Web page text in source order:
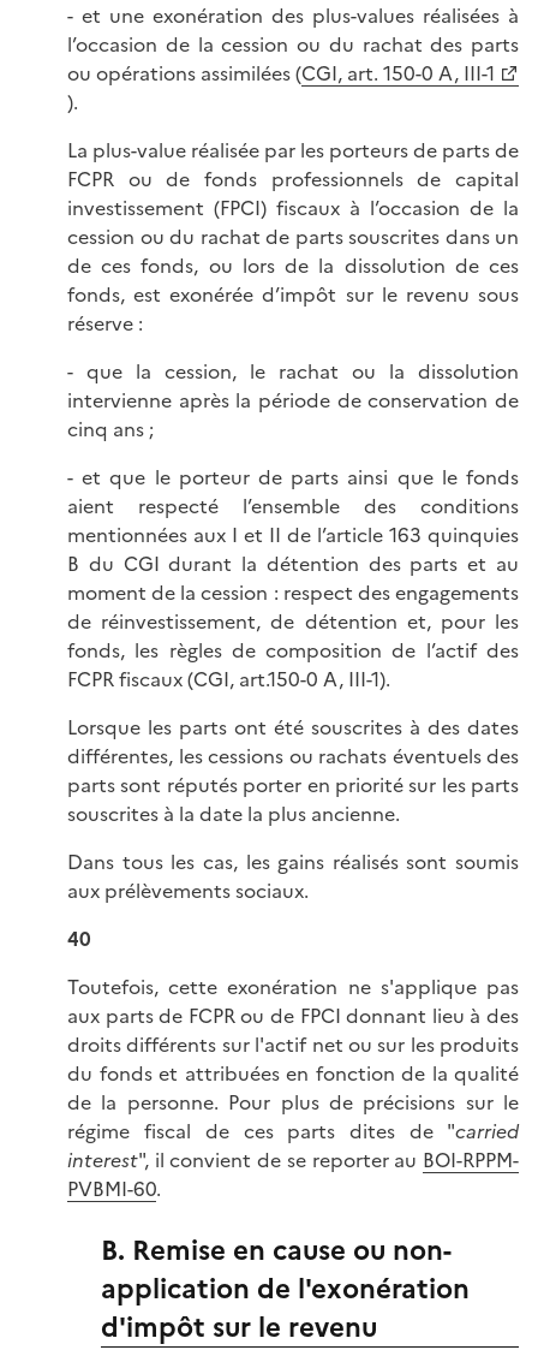
- et une exonération des plus-values réalisées à
l’occasion de la cession ou du rachat des parts
ou opérations assimilées (CGI, art. 150-0 A, III-1
).
La plus-value réalisée par les porteurs de parts de
FCPR ou de fonds professionnels de capital
investissement (FPCI) fiscaux à l’occasion de la
cession ou du rachat de parts souscrites dans un
de ces fonds, ou lors de la dissolution de ces
fonds, est exonérée d’impôt sur le revenu sous
réserve :
- que la cession, le rachat ou la dissolution
intervienne après la période de conservation de
cinq ans ;
- et que le porteur de parts ainsi que le fonds
aient respecté l’ensemble des conditions
mentionnées aux I et II de l’article 163 quinquies
B du CGI durant la détention des parts et au
moment de la cession : respect des engagements
de réinvestissement, de détention et, pour les
fonds, les règles de composition de l’actif des
FCPR fiscaux (CGI, art.150-0 A, III-1).
Lorsque les parts ont été souscrites à des dates
différentes, les cessions ou rachats éventuels des
parts sont réputés porter en priorité sur les parts
souscrites à la date la plus ancienne.
Dans tous les cas, les gains réalisés sont soumis
aux prélèvements sociaux.
40
Toutefois, cette exonération ne s'applique pas
aux parts de FCPR ou de FPCI donnant lieu à des
droits différents sur l'actif net ou sur les produits
du fonds et attribuées en fonction de la qualité
de la personne. Pour plus de précisions sur le
régime fiscal de ces parts dites de "carried
interest", il convient de se reporter au BOI-RPPM-
PVBMI-60.
B. Remise en cause ou non-
application de l'exonération
d'impôt sur le revenu